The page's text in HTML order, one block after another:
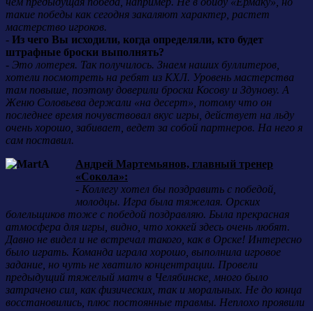
такие победы как сегодня закаляют характер, растет
мастерство игроков.
- Из чего Вы исходили, когда определяли, кто будет
штрафные броски выполнять?
- Это лотерея. Так получилось. Знаем наших буллитеров,
хотели посмотреть на ребят из КХЛ. Уровень мастерства
там повыше, поэтому доверили броски Косову и Здунову. А
Женю Соловьева держали «на десерт», потому что он
последнее время почувствовал вкус игры, действует на льду
очень хорошо, забивает, ведет за собой партнеров. На него я
сам поставил.
Андрей Мартемьянов, главный тренер
«Сокола»:
- Коллегу хотел бы поздравить с победой,
молодцы. Игра была тяжелая. Орских
болельщиков тоже с победой поздравляю. Была прекрасная
атмосфера для игры, видно, что хоккей здесь очень любят.
Давно не видел и не встречал такого, как в Орске! Интересно
было играть. Команда играла хорошо, выполнила игровое
задание, но чуть не хватило концентрации. Провели
предыдущий тяжелый матч в Челябинске, много было
затрачено сил, как физических, так и моральных. Не до конца
восстановились, плюс постоянные травмы. Неплохо проявили